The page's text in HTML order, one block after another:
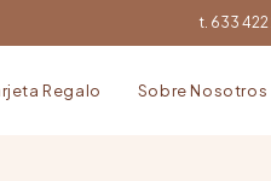
t. 633 422
Regalo Sobre Nosotros